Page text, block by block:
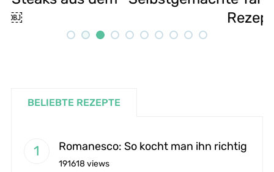
BELIEBTE REZEPTE
Romanesco: So kocht man ihn richtig
191618 views